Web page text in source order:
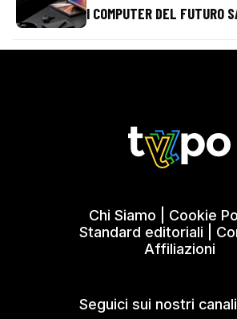
I COMPUTER DEL FUTURO
Chi Siamo Cookie
Standard editoriali
Affiliazioni
Seguici sui nostri